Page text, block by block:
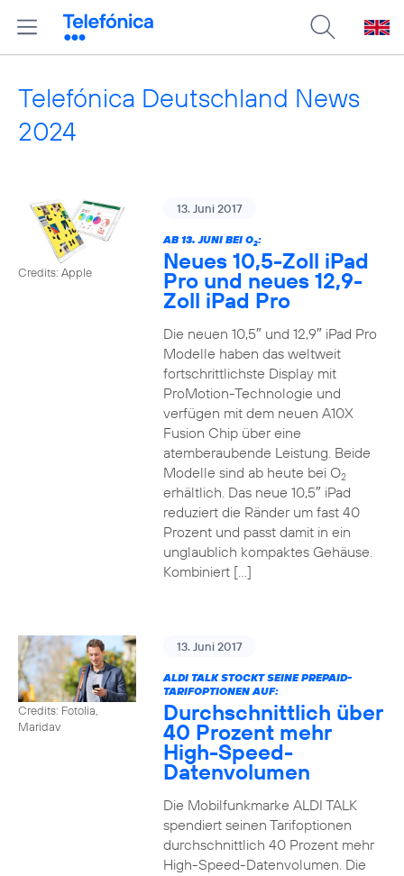
Telefónica Deutschland News
2024
Credits: Apple
13. Juni 2017
AB 13. JUNI BEI O2:
Neues 10,5-Zoll iPad
Pro und neues 12,9-
Zoll iPad Pro
Die neuen 10,5″ und 12,9″ iPad Pro
Modelle haben das weltweit
fortschrittlichste Display mit
ProMotion-Technologie und
verfügen mit dem neuen A10X
Fusion Chip über eine
atemberaubende Leistung. Beide
Modelle sind ab heute bei O2
erhältlich. Das neue 10,5″ iPad
reduziert die Ränder um fast 40
Prozent und passt damit in ein
unglaublich kompaktes Gehäuse.
Kombiniert […]
Credits: Fotolia,
Maridav
13. Juni 2017
ALDI TALK STOCKT SEINE PREPAID-
TARIFOPTIONEN AUF:
Durchschnittlich über
40 Prozent mehr
High-Speed-
Datenvolumen
Die Mobilfunkmarke ALDI TALK
spendiert seinen Tarifoptionen
durchschnittlich 40 Prozent mehr
High-Speed-Datenvolumen. Die